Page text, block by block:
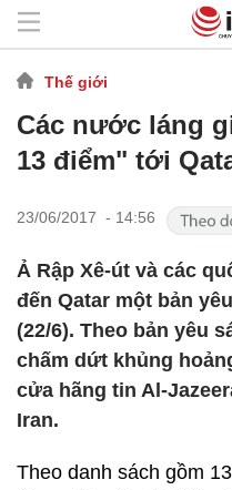
Thế giới
Các nước láng
13 điểm" tới
23/06/2017 - 14:56
Ả Rập Xê-út và các
đến Qatar một bản
(22/6). Theo bản yêu
chấm dứt khủng
cửa hãng tin Al-
Iran.
Theo danh sách gồm